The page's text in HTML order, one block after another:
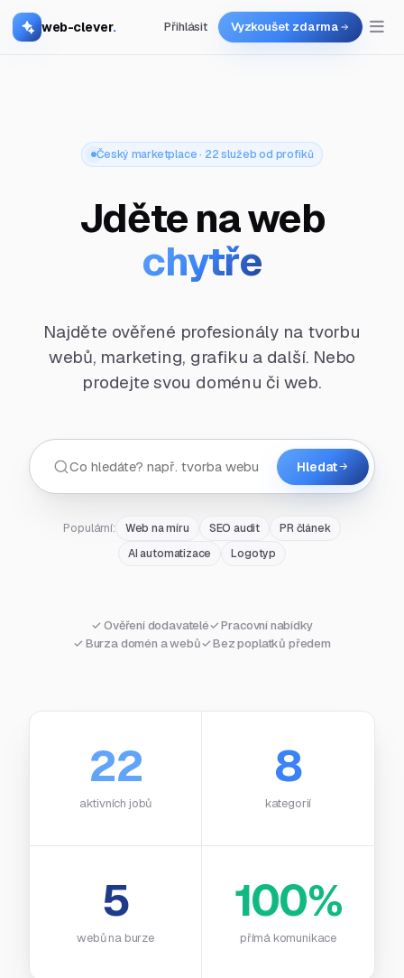
web-clever. Přihlásit Vyzkoušet zdarma
Český marketplace · 22 služeb od profíků
Jděte na web
chytře
Najděte ověřené profesionály na tvorbu
webů, marketing, grafiku a další. Nebo
prodejte svou doménu či web.
Hledat
Populární: Web na míru SEO audit
PR článek
AI automatizace
Logotyp
✓ Ověření dodavatelé✓ Pracovní nabídky
✓ Burza domén a webů✓ Bez poplatků předem
22
aktivních jobů
8
kategorií
5
webů na burze
100%
přímá komunikace